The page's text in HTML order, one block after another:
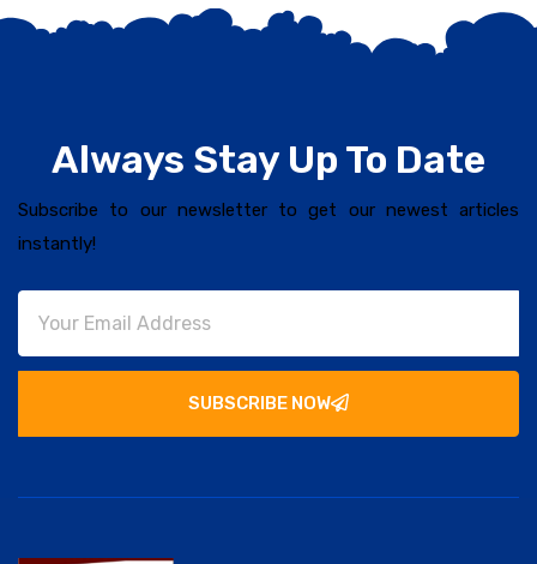
Always Stay Up To Date
Subscribe to our newsletter to get our newest articles
instantly!
SUBSCRIBE NOW